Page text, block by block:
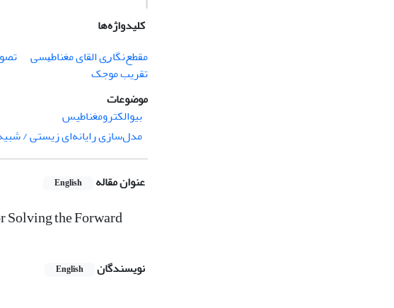
کلیدواژه‌ها
ﻣﻘﻄﻊﻧﮕﺎﺭی ﺍﻟﻘﺎی ﻣﻐﻨﺎﻃﻴﺴﻰ
ﺗﻘﺮﻳﺐ ﻣﻮﺟﮏ
موضوعات
بیوالکترومغناطیس
مدل‌سازی رایانه‌ای زیستی /
عنوان مقاله English
Solving the Forward
نویسندگان English